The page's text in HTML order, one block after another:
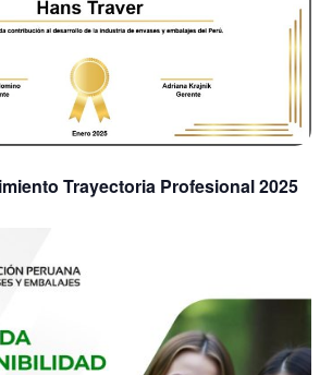
Trayectoria Profesional 2025